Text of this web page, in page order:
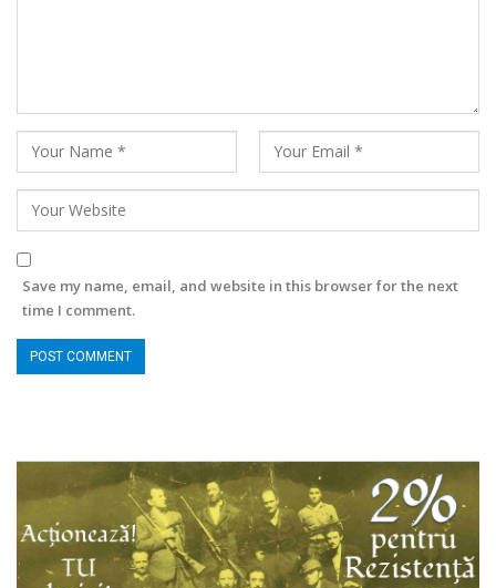
Save my name, email, and website in this browser for the next
time I comment.